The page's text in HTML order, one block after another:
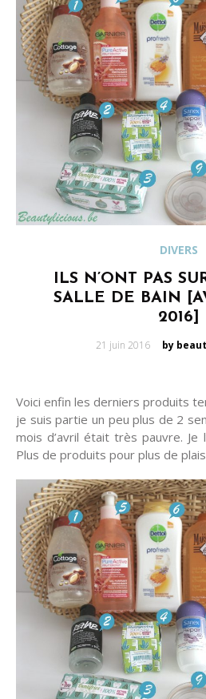
DIVERS
ILS N’ONT PAS
SALLE DE BAIN
2016]
Posted
21 juin 2016 by
Voici enfin les derniers produits
je suis partie un peu plus de 2
mois d’avril était très pauvre. Je
Plus de produits pour plus de